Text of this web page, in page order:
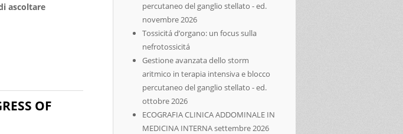
ascoltare
della Fisica Medica dal Congresso Nazionale AIFM 2023 (tenutosi a Firenze 8-11 giugno 2023)
OF
percutaneo del ganglio stellato - ed.
novembre 2026
Tossicitá d’organo: un focus sulla
nefrotossicitá
Gestione avanzata dello storm
aritmico in terapia intensiva e blocco
percutaneo del ganglio stellato - ed.
ottobre 2026
ECOGRAFIA CLINICA ADDOMINALE IN
MEDICINA INTERNA settembre 2026